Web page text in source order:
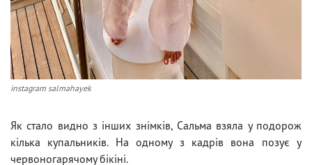
instagram salmahayek
Як стало видно з інших знімків, Сальма взяла у подорож
кілька купальників. На одному з кадрів вона позує у
червоногарячому бікіні.